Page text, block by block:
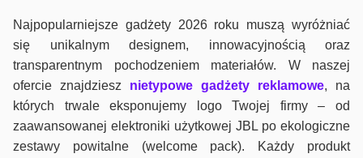
Najpopularniejsze gadżety 2026 roku muszą wyróżniać
się unikalnym designem, innowacyjnością oraz
transparentnym pochodzeniem materiałów. W naszej
ofercie znajdziesz nietypowe gadżety reklamowe, na
których trwale eksponujemy logo Twojej firmy – od
zaawansowanej elektroniki użytkowej JBL po ekologiczne
zestawy powitalne (welcome pack). Każdy produkt